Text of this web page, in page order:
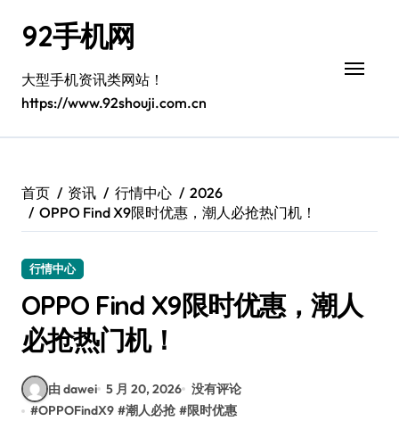
92手机网
大型手机资讯类网站！
https://www.92shouji.com.cn
首页 资讯 行情中心
2026
OPPO Find X9限时优惠，潮人必抢热门机！
行情中心
OPPO Find X9限时优惠，潮人
必抢热门机！
由 dawei 5 月 20, 2026 没有评论
#OPPOFindX9 #潮人必抢 #限时优惠